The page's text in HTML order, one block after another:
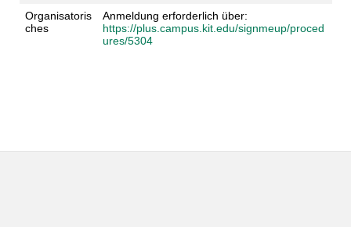
Organisatoris
ches
Anmeldung erforderlich über:
https://plus.campus.kit.edu/signmeup/proced
ures/5304